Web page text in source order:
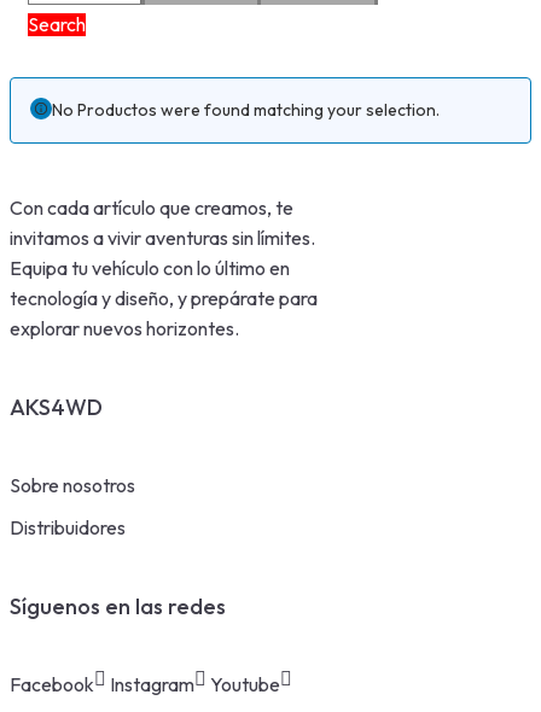
Search
No Productos were found matching your selection.
Con cada artículo que creamos, te
invitamos a vivir aventuras sin límites.
Equipa tu vehículo con lo último en
tecnología y diseño, y prepárate para
explorar nuevos horizontes.
AKS4WD
Sobre nosotros
Distribuidores
Síguenos en las redes
Facebook Instagram Youtube